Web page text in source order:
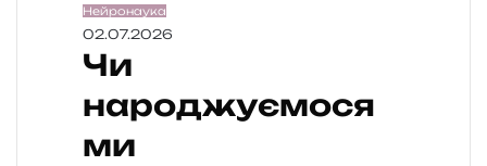
Нейронаука
02.07.2026
Чи
народжуємося
ми